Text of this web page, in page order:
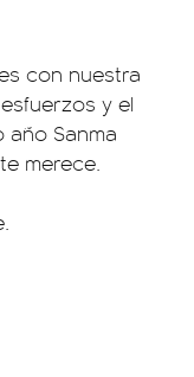
con nuestra
y el
Sanma
merece.